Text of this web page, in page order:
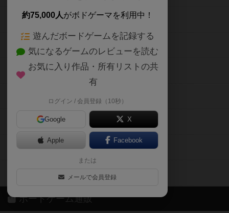
約75,000人がボドゲーマを利用中！
遊んだボードゲームを記録する
気になるゲームのレビューを読む
お気に入り作品・所有リストの共
有
ログイン / 会員登録（10秒）
Google X
Apple Facebook
または
メールで会員登録
ボードゲームの新着レビュー
ボードゲーム会情報
メカニクス特集
掲示板・トピックス
ボドとも・会員一覧
ボードゲーム業界コラム
ボドゲーマご利用案内
ボードゲーム通販